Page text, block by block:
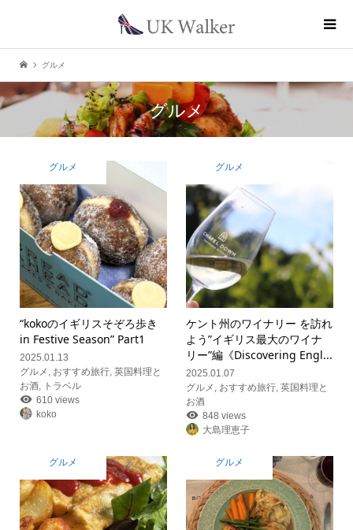
グルメ
グルメ
グルメ
“kokoのイギリスそぞろ歩き
in Festive Season” Part1
2025.01.13
グルメ
おすすめ旅行, 英国料理と
お酒,
トラベル
610 views
koko
グルメ
ケント州のワイナリー を訪れ
よう”イギリス最大のワイナ
リー”編《Discovering Engl...
2025.01.07
グルメ
おすすめ旅行 ,英国料理と
お酒
848 views
大島理恵子
グルメ グルメ